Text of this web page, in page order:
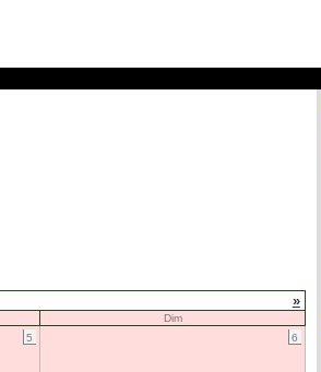
»
Dim
5 6